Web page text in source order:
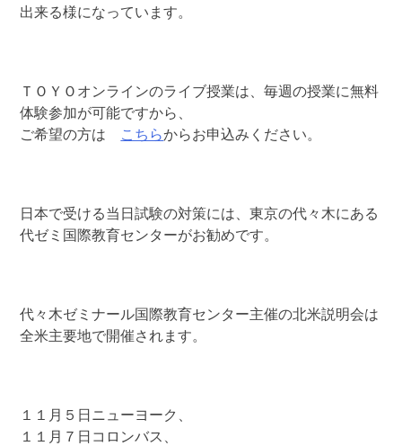
出来る様になっています。
ＴＯＹＯオンラインのライブ授業は、毎週の授業に無料
体験参加が可能ですから、
ご希望の方は
こちらからお申込みください。
日本で受ける当日試験の対策には、東京の代々木にある
代ゼミ国際教育センターがお勧めです。
代々木ゼミナール国際教育センター主催の北米説明会は
全米主要地で開催されます。
１１月５日ニューヨーク、
１１月７日コロンバス、